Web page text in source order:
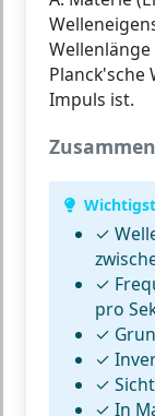
Impuls ist.
✓
✓
pro
✓
✓
✓
✓ In